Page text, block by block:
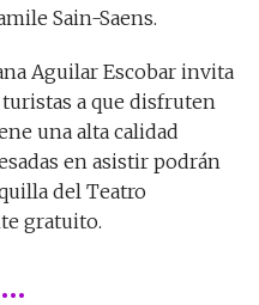
Sain-Saens.
Aguilar Escobar invita
turistas a que disfruten
una alta calidad
en asistir podrán
del Teatro
gratuito.
…